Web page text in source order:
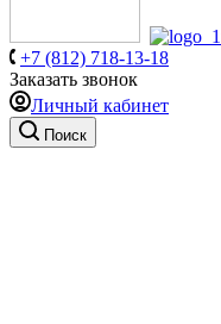
+7 (812) 718-13-18
Заказать звонок
Личный кабинет
Поиск